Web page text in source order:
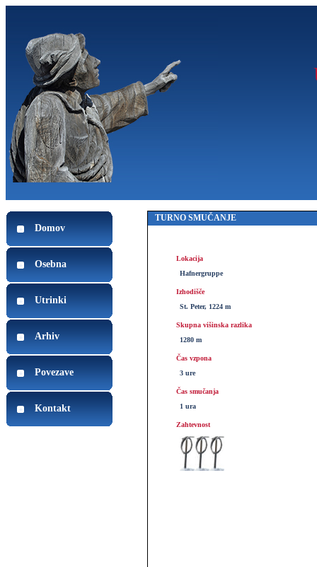
Domov
Osebna
Utrinki
Arhiv
Povezave
Kontakt
TURNO SMUČANJE
Lokacija
Hafnergruppe
Izhodišče
St. Peter, 1224 m
Skupna višinska razlika
1280 m
Čas vzpona
3 ure
Čas smučanja
1 ura
Zahtevnost